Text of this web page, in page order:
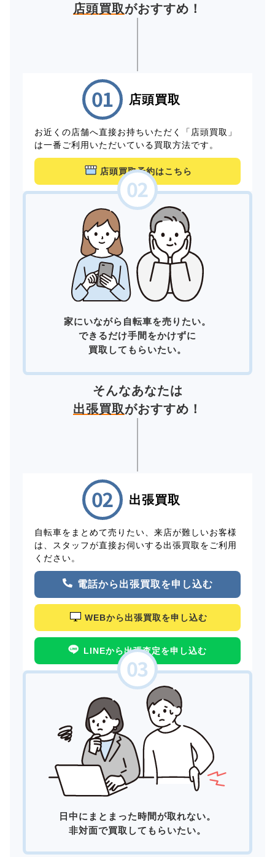
店頭買取がおすすめ！
店頭買取
お近くの店舗へ直接お持ちいただく「店頭買取」
は一番ご利用いただいている買取方法です。
店頭買取予約はこちら
家にいながら自転車を売りたい。
できるだけ手間をかけずに
買取してもらいたい。
そんなあなたは
出張買取がおすすめ！
出張買取
自転車をまとめて売りたい、来店が難しいお客様
は、スタッフが直接お伺いする出張買取をご利用
ください。
電話から出張買取を申し込む
WEBから出張買取を申し込む
LINEから出張査定を申し込む
日中にまとまった時間が取れない。
非対面で買取してもらいたい。